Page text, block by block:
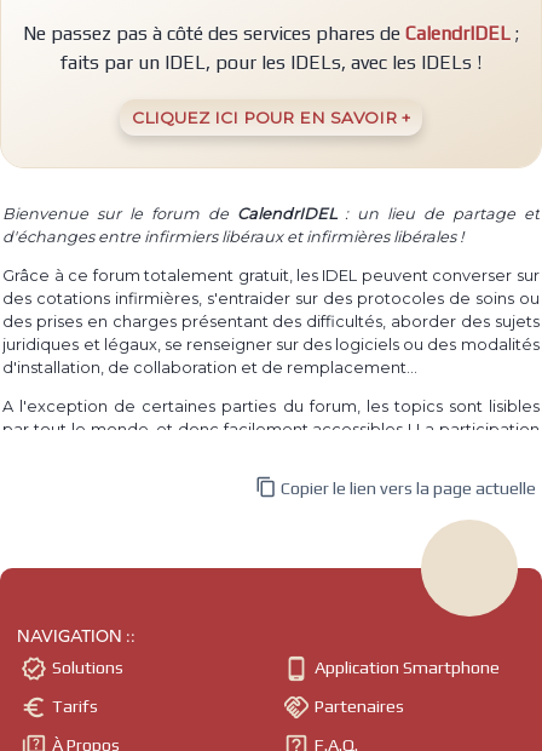
Ne passez pas à côté des services phares de CalendrIDEL ;
faits par un IDEL, pour les IDELs, avec les IDELs !
CLIQUEZ ICI POUR EN SAVOIR +
Bienvenue sur le forum de CalendrIDEL: un lieu de partage et
d'échanges entre infirmiers libéraux et infirmières libérales !
Grâce à ce forum totalement gratuit, les IDEL peuvent converser sur
des cotations infirmières, s'entraider sur des protocoles de soins ou
des prises en charges présentant des difficultés, aborder des sujets
juridiques et légaux, se renseigner sur des logiciels ou des modalités
d'installation, de collaboration et de remplacement...
A l'exception de certaines parties du forum, les topics sont lisibles
par tout le monde, et donc facilement accessibles ! La participation
est également totalement gratuite.
tout le monde est libre de participer et d'apporter son expérience
L'idée du forum est venue d'un constat simple : le besoin des IDEL à
parler de leur pratique, à se renseigner sur ce qui les interroge, à
partager leur expérience, et ce au quotidien ! En atteste par
exemple les différents groupes privés des réseaux sociaux sur
Grâce à un forum comme celui-ci, les informations sont trouvables
plus facilement : les questionnements et informations sont triés par
 Copier le lien vers la page actuelle
NAVIGATION ::
 Solutions
 Tarifs
À Propos
 Application Smartphone
 Partenaires
F.A.Q.